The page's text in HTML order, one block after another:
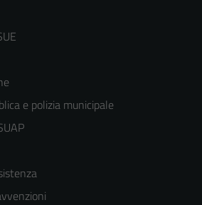
e polizia municipale